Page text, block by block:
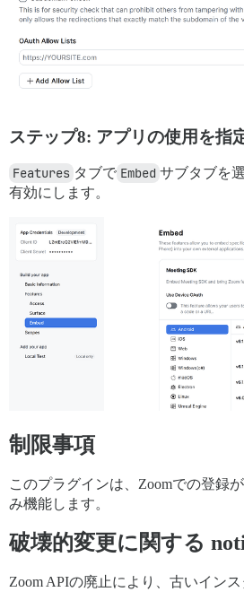
ステップ8: アプリの使用を指
Features タブで Embed サブタブを選
有効にします。
制限事項
このプラグインは、Zoomでの登録
み機能します。
破壊的変更に関する
Zoom APIの廃止により、古いイン